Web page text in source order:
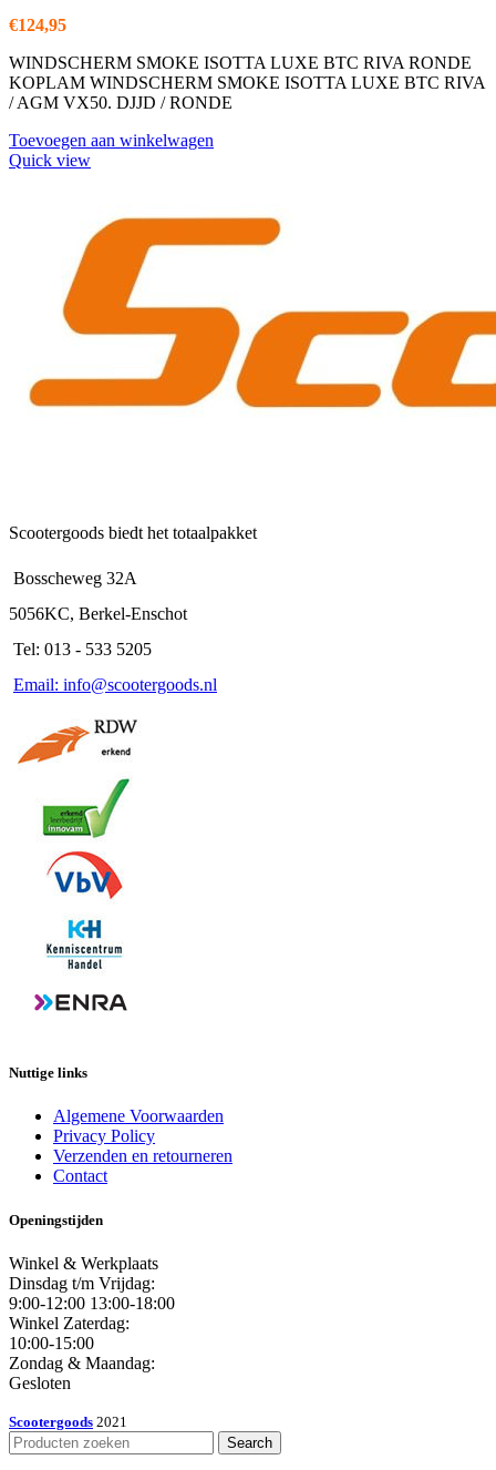
€124,95
WINDSCHERM SMOKE ISOTTA LUXE BTC RIVA RONDE
KOPLAM WINDSCHERM SMOKE ISOTTA LUXE BTC RIVA
/ AGM VX50. DJJD / RONDE
Toevoegen aan winkelwagen
Quick view
Scootergoods biedt het totaalpakket
Bosscheweg 32A
5056KC, Berkel-Enschot
Tel: 013 - 533 5205
Email: info@scootergoods.nl
Nuttige links
Algemene Voorwaarden
Privacy Policy
Verzenden en retourneren
Contact
Openingstijden
Winkel & Werkplaats
Dinsdag t/m Vrijdag:
9:00-12:00 13:00-18:00
Winkel Zaterdag:
10:00-15:00
Zondag & Maandag:
Gesloten
Scootergoods 2021
Search